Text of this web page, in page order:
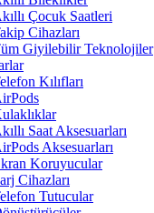
Çocuk Saatleri
Cihazları
Giyilebilir Teknolojiler
Kılıfları
Saat Aksesuarları
Aksesuarları
Koruyucular
Cihazları
Tutucular